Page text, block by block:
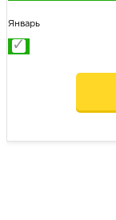
Январь